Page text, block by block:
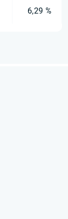
6,29 %